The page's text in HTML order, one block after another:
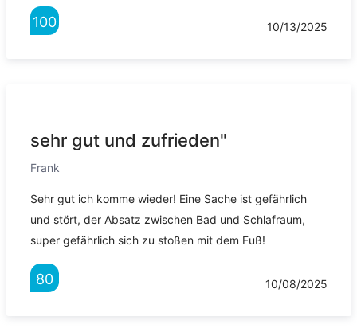
100 10/13/2025
sehr gut und zufrieden"
Frank
Sehr gut ich komme wieder! Eine Sache ist gefährlich
und stört, der Absatz zwischen Bad und Schlafraum,
super gefährlich sich zu stoßen mit dem Fuß!
80 10/08/2025